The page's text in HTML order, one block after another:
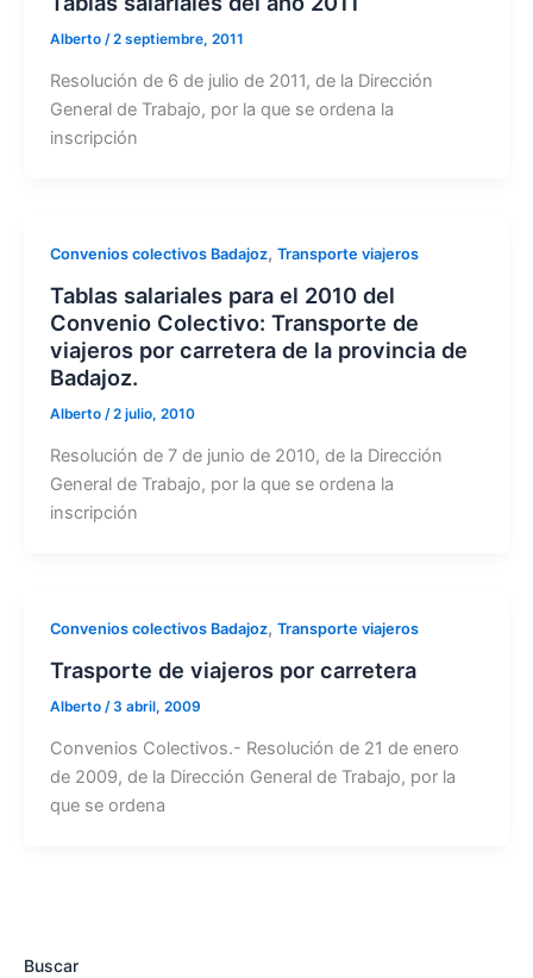
Alberto /2 septiembre, 2011
Resolución de 6 de julio de 2011, de la Dirección
General de Trabajo, por la que se ordena la
inscripción
Convenios colectivos Badajoz, Transporte viajeros
Tablas salariales para el 2010 del
Convenio Colectivo: Transporte de
viajeros por carretera de la provincia de
Badajoz.
Alberto /2 julio, 2010
Resolución de 7 de junio de 2010, de la Dirección
General de Trabajo, por la que se ordena la
inscripción
Convenios colectivos Badajoz, Transporte viajeros
Trasporte de viajeros por carretera
Alberto /3 abril, 2009
Convenios Colectivos.- Resolución de 21 de enero
de 2009, de la Dirección General de Trabajo, por la
que se ordena
Buscar